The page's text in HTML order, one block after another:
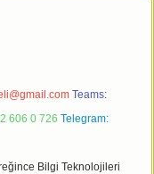
Teams:
606 0 726 Telegram:
Bilgi Teknolojileri